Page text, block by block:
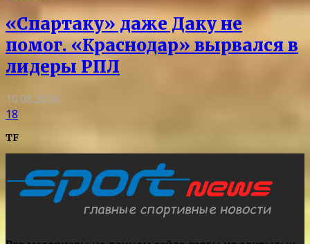
«Спартаку» даже Даку не
помог. «Краснодар» вырвался в
лидеры РПЛ
10.08.2026
18
TF